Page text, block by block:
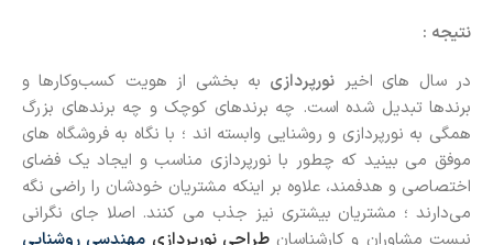
نتیجه :
در سال های اخیر نورپردازی به بخشی از هویت کسب‌وکارها و
برندها تبدیل شده است. چه برندهای کوچک و چه برندهای بزرگ
همگی به نورپردازی و روشنایی وابسته اند ؛ با نگاه به فروشگاه های
موفق می بینید که چطور با نورپردازی مناسب و ایجاد یک فضای
اختصاصی و هدفمند، علاوه بر اینکه مشتریان خودشان را راضی نگه
می‌دارند ؛ مشتریان بیشتری نیز جذب می کنند. اصلا جای نگرانی